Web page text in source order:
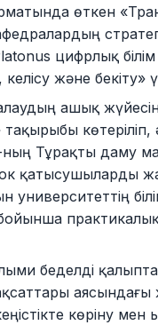
өткен
цифрлық
және бекіту»
ашық
көтеріліп,
Тұрақты даму
қатысушыларды
беделді
аясындағы
көріну